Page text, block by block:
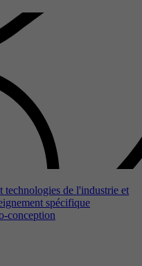
technologies de l'industrie et
spécifique
conception